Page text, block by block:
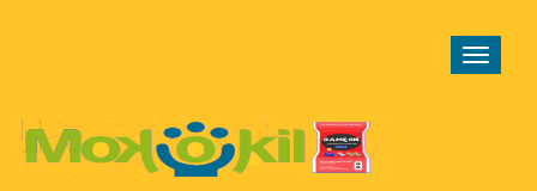
Toggle